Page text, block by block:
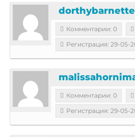
Комментарии: 0
Регистрация: 29-05-
Комментарии: 0
Регистрация: 29-05-